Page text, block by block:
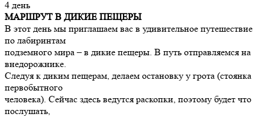
4 день
МАРШРУТ В ДИКИЕ ПЕЩЕРЫ
В этот день мы приглашаем вас в удивительное путешествие
по лабиринтам
подземного мира – в дикие пещеры. В путь отправляемся на
внедорожнике.
Следуя к диким пещерам, делаем остановку у грота (стоянка
первобытного
человека). Сейчас здесь ведутся раскопки, поэтому будет что
послушать,